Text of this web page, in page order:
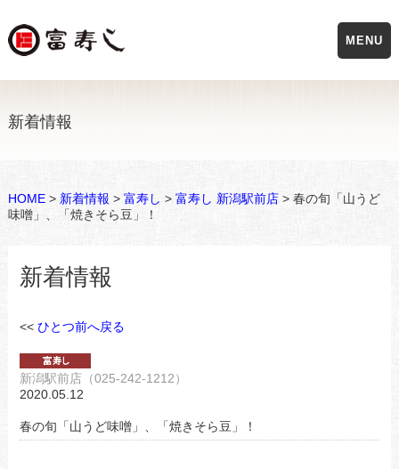
新着情報
HOME> 新着情報 > 富寿し > 富寿し 新潟駅前店> 春の旬「山うど
味噌」、「焼きそら豆」！
新着情報
<< ひとつ前へ戻る
新潟駅前店（025-242-1212）
2020.05.12
春の旬「山うど味噌」、「焼きそら豆」！
MENU